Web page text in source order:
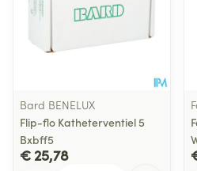
Bard BENELUX
Flip-flo Katheterventiel 5
Bxbff5
€ 25,78